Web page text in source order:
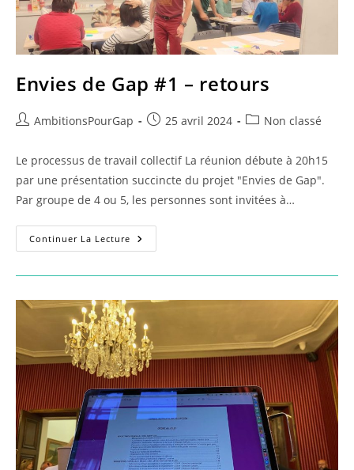
Envies de Gap #1 – retours
Auteur/autrice
publication :
AmbitionsPourGap
Publication
25 avril 2024
PostNon classé
Le processus de travail collectif La réunion débute à 20h15
par une présentation succincte du projet "Envies de Gap".
Par groupe de 4 ou 5, les personnes sont invitées à…
Continuer La Lecture Envies
De